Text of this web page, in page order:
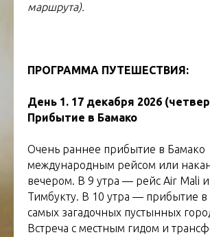
маршрута).
ПРОГРАММА ПУТЕШЕСТВИЯ:
День 1. 17 декабря 2026
Прибытие в Бамако
Очень раннее прибытие в Бамако
международным рейсом или
вечером. В 9 утра — рейс Air Mali
Тимбукту. В 10 утра — прибытие в
самых загадочных пустынных
Встреча с местным гидом и